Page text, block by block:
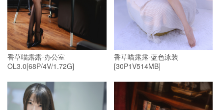
香草喵露露-办公室
OL3.0[68P/4V/1.72G]
香草喵露露-蓝色泳装
[30P1V514MB]